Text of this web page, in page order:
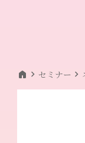
home chevron_right セミナー chevron_right